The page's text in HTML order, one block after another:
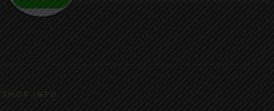
SHOP INFO